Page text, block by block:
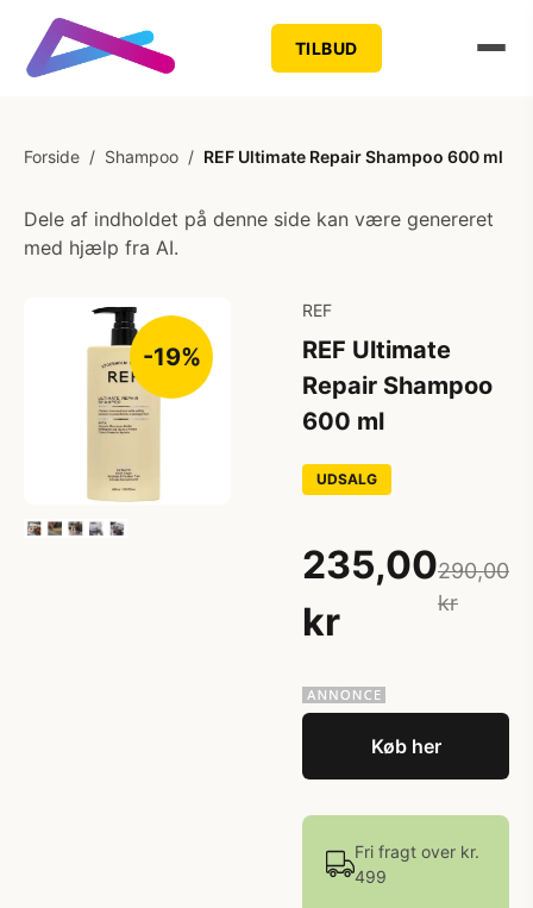
TILBUD
Forside / Shampoo / REF Ultimate Repair Shampoo 600 ml
Dele af indholdet på denne side kan være genereret
med hjælp fra AI.
-19%
REF
REF Ultimate
Repair Shampoo
600 ml
UDSALG
235,00
kr
290,00
kr
Køb her
Fri fragt over kr.
499